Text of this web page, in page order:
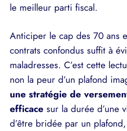
le meilleur parti fiscal.
Anticiper le cap des 70 ans
contrats confondus suffit à
maladresses. C’est cette
non la peur d’un plafond
une stratégie de
efficace sur la durée d’une
d’être bridée par un plafond,